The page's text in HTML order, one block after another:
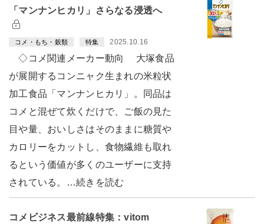
「マンナンヒカリ」さらなる浸透へ
コメ・もち・穀類 特集 2025.10.16
◇コメ関連メーカー動向 大塚食品
が展開するコンニャク生まれの米粒状
加工食品「マンナンヒカリ」。同品は
コメと混ぜて炊くだけで、ご飯の見た
目や量、おいしさはそのままに糖質や
カロリーをカットし、食物繊維も取れ
るという価値が多くのユーザーに支持
されている。…続きを読む
コメビジネス最前線特集：vitom